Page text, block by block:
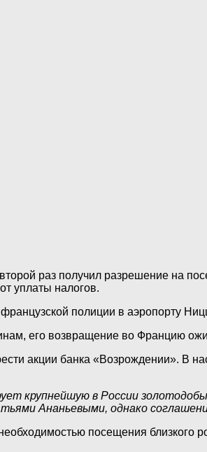
раз получил разрешение на
уплаты налогов.
полиции в аэропорту
его возвращение во Францию
акции банка «Возрождении». В
крупнейшую в России
Ананьевыми, однако
посещения близкого